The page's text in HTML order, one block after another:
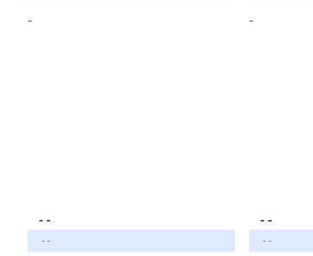
-
- -
- -
-
- -
- -